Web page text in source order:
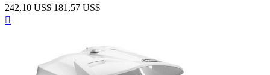
242,10 US$ 181,57 US$
